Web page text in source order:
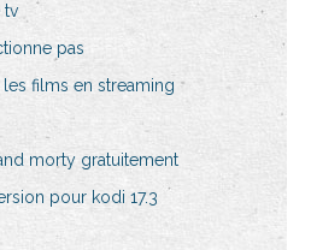
tv
pas
films en streaming
morty gratuitement
pour kodi 17.3